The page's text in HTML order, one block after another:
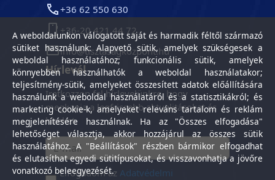
+36 62 550 630
+36-20 421 44 72
info@tisztasagkozpont.hu
Hírlevél
Iratkozzon fel hírlevelünkre, hogy
megkapja a legfrissebb aktualitásokat és
híreket.
Elfogadom azAdatvédelmi
A weboldalunkon válogatott saját és harmadik féltől származó
sütiket használunk: Alapvető sütik, amelyek szükségesek a
weboldal használatához; funkcionális sütik, amelyek
könnyebben használhatók a weboldal használatakor;
teljesítmény-sütik, amelyeket összesített adatok előállítására
használunk a weboldal használatáról és a statisztikákról; és
marketing cookie-k, amelyeket releváns tartalom és reklám
megjelenítésére használnak. Ha az "Összes elfogadása"
lehetőséget választja, akkor hozzájárul az összes sütik
használatához. A "Beállítások" részben bármikor elfogadhat
és elutasíthat egyedi sütitípusokat, és visszavonhatja a jövőre
vonatkozó beleegyezését.